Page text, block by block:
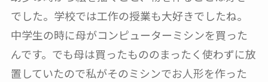
でした。学校では工作の授業も大好きでしたね。
中学生の時に母がコンピューターミシンを買った
んです。でも母は買ったもののまったく使わずに放
置していたので私がそのミシンでお人形を作った